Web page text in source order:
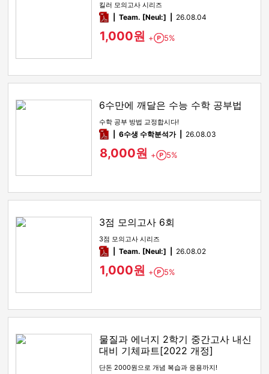
킬러 모의고사 시리즈
pdfTeam. [Neul:] 26.08.04
1,000원 + Point
5%
6수만에 깨달은 수능 수학 공부법
수학 공부 방법 교정합시다!
pdf6수생 수학분석가 26.08.03
8,000원 + Point
5%
3점 모의고사 6회
3점 모의고사 시리즈
pdfTeam. [Neul:] 26.08.02
1,000원 + Point
5%
물질과 에너지 2학기 중간고사 내신
대비 기체파트[2022 개정]
단돈 2000원으로 개념 복습과 응용까지!